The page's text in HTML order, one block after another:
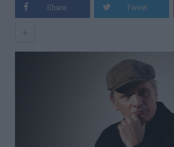
Share Tweet